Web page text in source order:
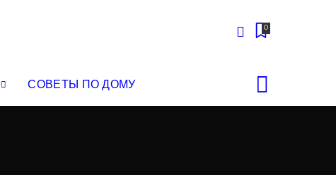
0
СОВЕТЫ ПО ДОМУ